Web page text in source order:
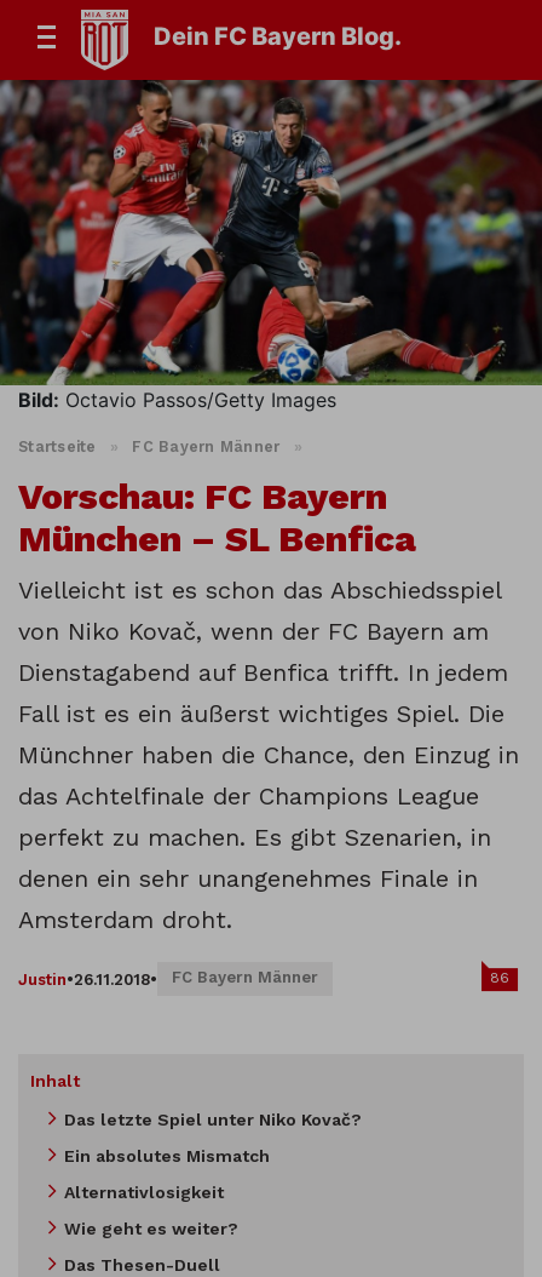
Dein FC Bayern Blog.
Bild: Octavio Passos/Getty Images
Startseite » FC Bayern Männer »
Vorschau: FC Bayern
München – SL Benfica
Vielleicht ist es schon das Abschiedsspiel
von Niko Kovač, wenn der FC Bayern am
Dienstagabend auf Benfica trifft. In jedem
Fall ist es ein äußerst wichtiges Spiel. Die
Münchner haben die Chance, den Einzug in
das Achtelfinale der Champions League
perfekt zu machen. Es gibt Szenarien, in
denen ein sehr unangenehmes Finale in
Amsterdam droht.
Justin•26.11.2018• FC Bayern Männer 86
Inhalt
Das letzte Spiel unter Niko Kovač?
Ein absolutes Mismatch
Alternativlosigkeit
Wie geht es weiter?
Das Thesen-Duell